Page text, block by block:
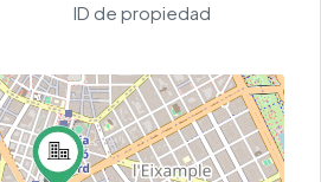
ID de propiedad